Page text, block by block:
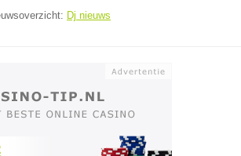
Dj nieuws